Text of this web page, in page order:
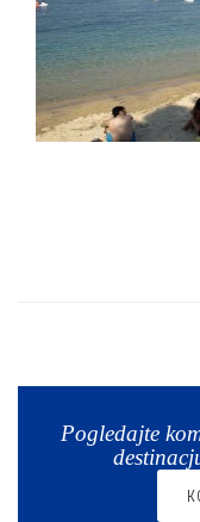
Pogledajte